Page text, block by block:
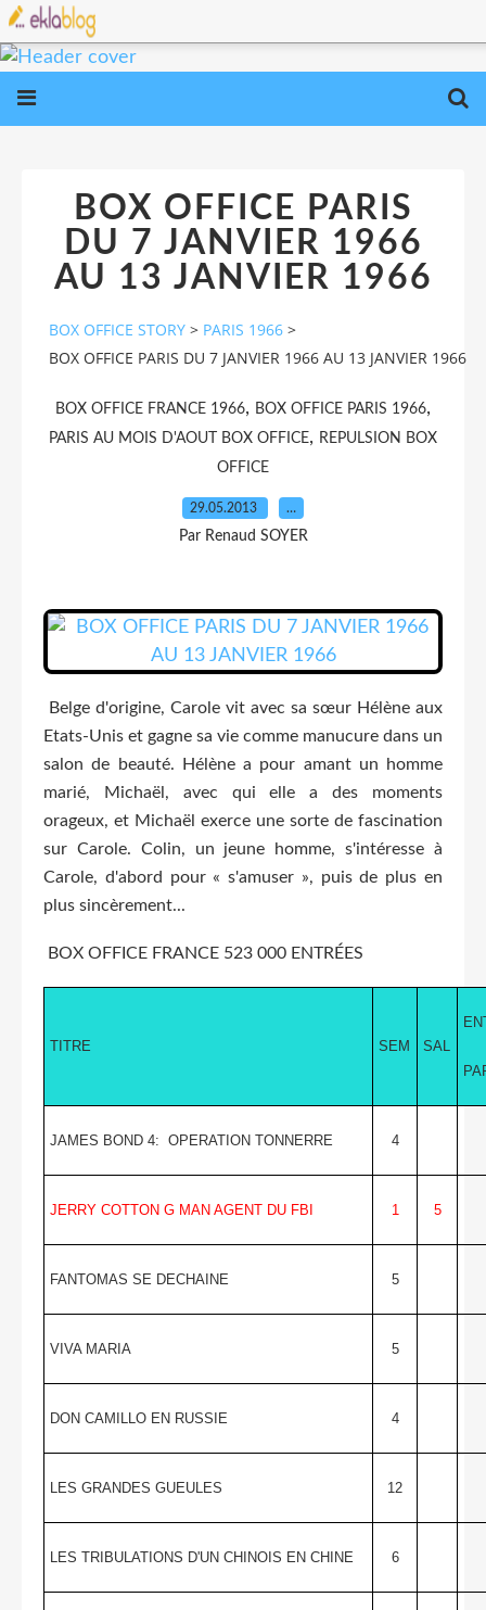
BOX OFFICE PARIS
DU 7 JANVIER 1966
AU 13 JANVIER 1966
BOX OFFICE STORY > PARIS 1966 >
BOX OFFICE PARIS DU 7 JANVIER 1966 AU 13 JANVIER 1966
BOX OFFICE FRANCE 1966, BOX OFFICE PARIS 1966,
PARIS AU MOIS D'AOUT BOX OFFICE, REPULSION BOX
OFFICE
29.05.2013 …
Par Renaud SOYER
Belge d'origine, Carole vit avec sa sœur Hélène aux
Etats-Unis et gagne sa vie comme manucure dans un
salon de beauté. Hélène a pour amant un homme
marié, Michaël, avec qui elle a des moments
orageux, et Michaël exerce une sorte de fascination
sur Carole. Colin, un jeune homme, s'intéresse à
Carole, d'abord pour « s'amuser », puis de plus en
plus sincèrement...
BOX OFFICE FRANCE 523 000 ENTRÉES
TITRE SEM SAL
JAMES BOND 4: OPERATION TONNERRE 4
JERRY COTTON G MAN AGENT DU FBI 1 5
FANTOMAS SE DECHAINE 5
VIVA MARIA 5
DON CAMILLO EN RUSSIE 4
LES GRANDES GUEULES 12
LES TRIBULATIONS D'UN CHINOIS EN CHINE 6